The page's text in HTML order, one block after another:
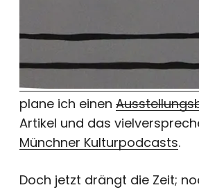
plane ich einen
Artikel und das
Münchner Kulturpodcasts.
Doch jetzt drängt die Zeit;